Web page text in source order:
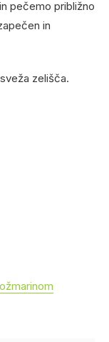
pečemo približno
in
zelišča.